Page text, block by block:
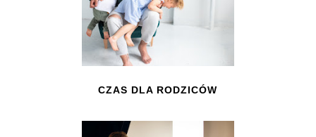
CZAS DLA RODZICÓW